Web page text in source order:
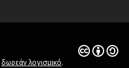
δωρεάν λογισμικό.
Άδεια
(Εξωτερική